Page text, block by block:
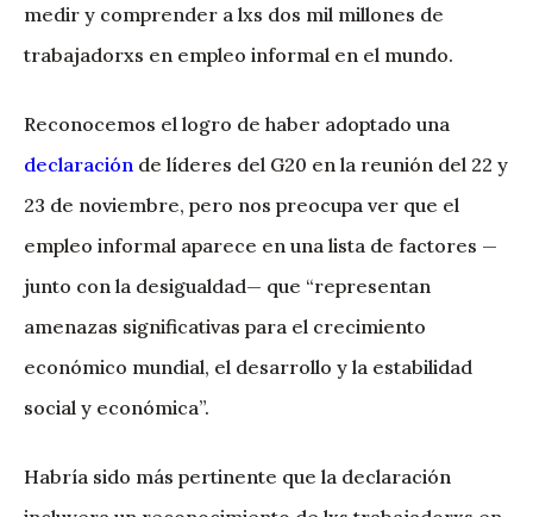
medir y comprender a lxs dos mil millones de
trabajadorxs en empleo informal en el mundo.
Reconocemos el logro de haber adoptado una
declaración de líderes del G20 en la reunión del 22 y
23 de noviembre, pero nos preocupa ver que el
empleo informal aparece en una lista de factores —
junto con la desigualdad— que “representan
amenazas significativas para el crecimiento
económico mundial, el desarrollo y la estabilidad
social y económica”.
Habría sido más pertinente que la declaración